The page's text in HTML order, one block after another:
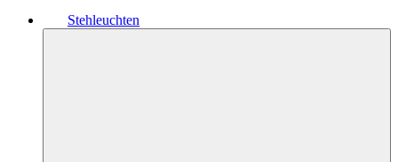
Stehleuchten